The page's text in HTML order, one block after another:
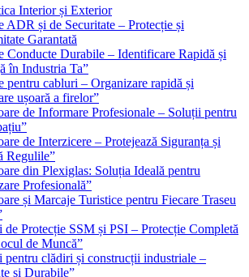
Interior și Exterior
ADR și de Securitate – Protecție și
Garantată
Conducte Durabile – Identificare Rapidă și
în Industria Ta”
pentru cabluri – Organizare rapidă și
ușoară a firelor”
de Informare Profesionale – Soluții pentru
de Interzicere – Protejează Siguranța și
Regulile”
din Plexiglas: Soluția Ideală pentru
Profesională”
și Marcaje Turistice pentru Fiecare Traseu
de Protecție SSM și PSI – Protecție Completă
de Muncă”
pentru clădiri și construcții industriale –
și Durabile”